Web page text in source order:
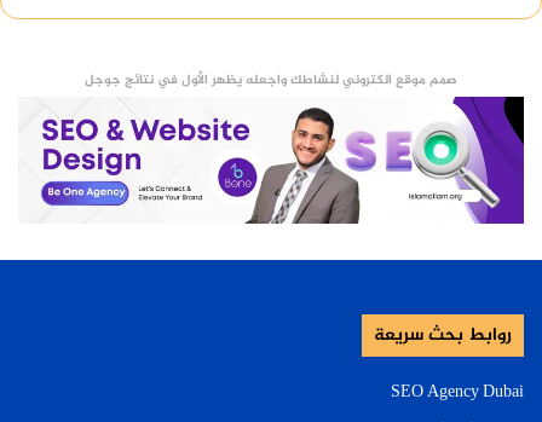
صمم موقع الكتروني لنشاطك واجعله يظهر الأول في نتائج جوجل
روابط بحث سريعة
SEO Agency Dubai